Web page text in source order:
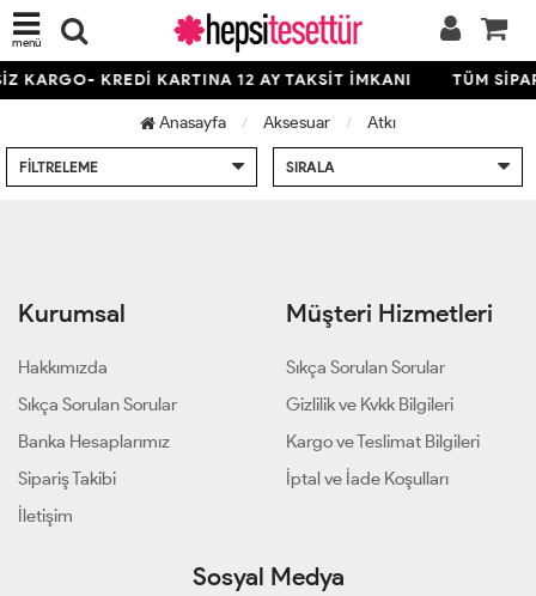
menü
KARGO- KREDİ KARTINA 12 AY TAKSİT İMKANI TÜM
Anasayfa Aksesuar Atkı
FILTRELEME SIRALA
Kurumsal
Hakkımızda
Sıkça Sorulan Sorular
Banka Hesaplarımız
Sipariş Takibi
İletişim
Müşteri Hizmetleri
Sıkça Sorulan Sorular
Gizlilik ve Kvkk Bilgileri
Kargo ve Teslimat Bilgileri
İptal ve İade Koşulları
Sosyal Medya